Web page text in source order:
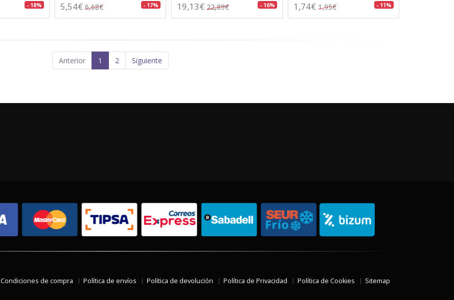
- 18% 5,54€ 6,68€ - 17% 19,13€ 22,89€ - 16% 1,74€ 1,95€ - 11%
Anterior 1 2 Siguiente
Condiciones de compra Política de envíos Política de devolución Política de Privacidad Política de Cookies Sitemap